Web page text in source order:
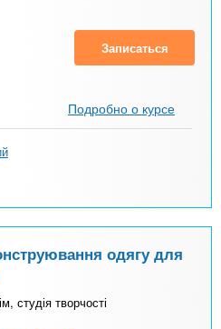
Записаться
Подробно о курсе
одягу для
студія творчості